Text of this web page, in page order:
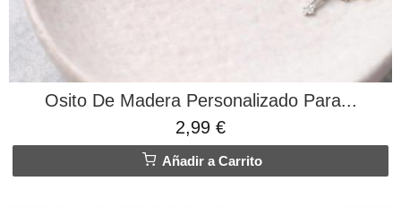
Osito De Madera Personalizado Para...
2,99 €
Añadir a Carrito